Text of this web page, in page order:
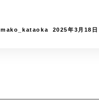
mako_kataoka 2025年3月18日